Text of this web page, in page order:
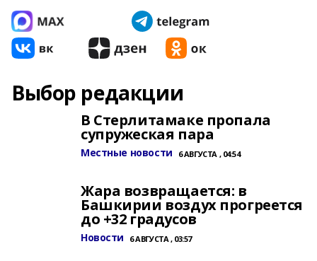
Выбор редакции
В Стерлитамаке пропала
супружеская пара
Местные новости 6 АВГУСТА , 04:54
Жара возвращается: в
Башкирии воздух прогреется
до +32 градусов
Новости 6 АВГУСТА , 03:57